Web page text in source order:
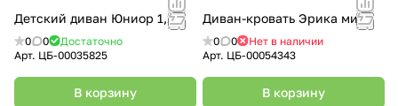
Детский диван Юниор 1,1
0 0
Достаточно
Арт. ЦБ-00035825
В корзину
Диван-кровать Эрика мини
0 0
Нет в наличии
Арт. ЦБ-00054343
В корзину